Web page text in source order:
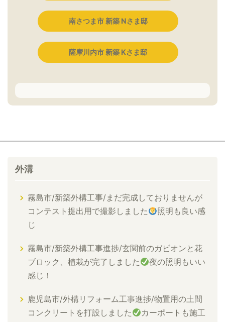
南さつま市 新築 Nさま邸
薩摩川内市 新築 Kさま邸
外溝
霧島市/新築外構工事/まだ完成しておりませんが
コンテスト提出用で撮影しました
照明も良い感
じ
霧島市/新築外構工事進捗/玄関前のガビオンと花
ブロック、植栽が完了しました
夜の照明もいい
感じ！
鹿児島市/外構リフォーム工事進捗/物置用の土間
コンクリートを打設しました
カーポートも施工